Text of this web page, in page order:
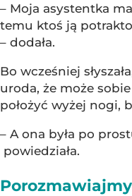
– Moja asystentka
temu ktoś ją
– dodała.
Bo wcześniej
uroda, że może
położyć wyżej nogi,
– A ona była po
powiedziała.